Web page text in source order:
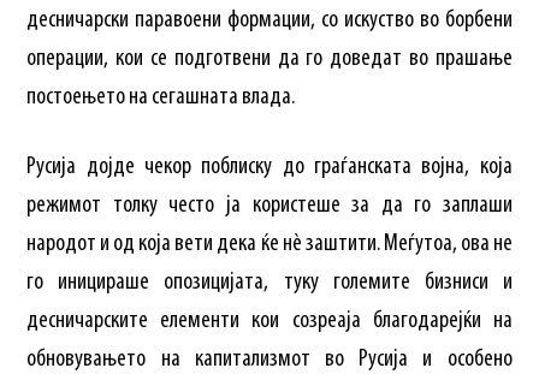
десничарски паравоени формации, со искуство во борбени
операции, кои се подготвени да го доведат во прашање
постоењето на сегашната влада.
Русија дојде чекор поблиску до граѓанската војна, која
режимот толку често ја користеше за да го заплаши
народот и од која вети дека ќе нè заштити. Меѓутоа, ова не
го иницираше опозицијата, туку големите бизниси и
десничарските елементи кои созреаја благодарејќи на
обновувањето на капитализмот во Русија и особено